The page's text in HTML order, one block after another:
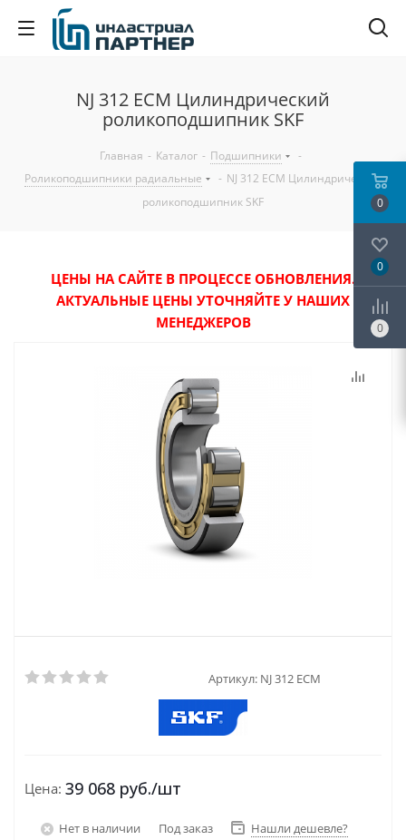
NJ 312 ECM Цилиндрический
роликоподшипник SKF
Главная - Каталог - Подшипники
-
Роликоподшипники радиальные
- NJ 312 ECM Цилиндрический
роликоподшипник SKF
ЦЕНЫ НА САЙТЕ В ПРОЦЕССЕ ОБНОВЛЕНИЯ.
АКТУАЛЬНЫЕ ЦЕНЫ УТОЧНЯЙТЕ У НАШИХ
МЕНЕДЖЕРОВ
Артикул: NJ 312 ECM
Цена: 39 068 руб./шт
Нет в наличии Под заказ Нашли дешевле?
0
0
0